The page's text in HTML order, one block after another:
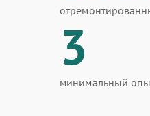
3
минимальный